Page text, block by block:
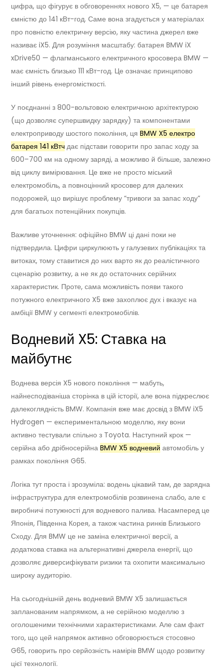
цифра, що фігурує в обговореннях нового X5, — це батарея
ємністю до 141 кВт-год. Саме вона згадується у матеріалах
про повністю електричну версію, яку частина джерел вже
називає iX5. Для розуміння масштабу: батарея BMW iX
xDrive50 — флагманського електричного кросовера BMW —
має ємність близько 111 кВт-год. Це означає принципово
інший рівень енергомісткості.
У поєднанні з 800-вольтовою електричною архітектурою
(що дозволяє супершвидку зарядку) та компонентами
електроприводу шостого покоління, цяBMW X5 електро
батарея 141 кВтч дає підстави говорити про запас ходу за
600–700 км на одному заряді, а можливо й більше, залежно
від циклу вимірювання. Це вже не просто міський
електромобіль, а повноцінний кросовер для далеких
подорожей, що вирішує проблему “тривоги за запас ходу”
для багатьох потенційних покупців.
Важливе уточнення: офіційно BMW ці дані поки не
підтвердила. Цифри циркулюють у галузевих публікаціях та
витоках, тому ставитися до них варто як до реалістичного
сценарію розвитку, а не як до остаточних серійних
характеристик. Проте, сама можливість появи такого
потужного електричного X5 вже захоплює дух і вказує на
амбіції BMW у сегменті електромобілів.
Водневий X5: Ставка на
майбутнє
Воднева версія X5 нового покоління — мабуть,
найнесподіваніша сторінка в цій історії, але вона підкреслює
далекоглядність BMW. Компанія вже має досвід з BMW iX5
Hydrogen — експериментальною моделлю, яку вони
активно тестували спільно з Toyota. Наступний крок —
серійна або дрібносерійнаBMW X5 водневий автомобіль у
рамках покоління G65.
Логіка тут проста і зрозуміла: водень цікавий там, де зарядна
інфраструктура для електромобілів розвинена слабо, але є
виробничі потужності для водневого палива. Насамперед це
Японія, Південна Корея, а також частина ринків Близького
Сходу. Для BMW це не заміна електричної версії, а
додаткова ставка на альтернативні джерела енергії, що
дозволяє диверсифікувати ризики та охопити максимально
широку аудиторію.
На сьогоднішній день водневий BMW X5 залишається
запланованим напрямком, а не серійною моделлю з
оголошеними технічними характеристиками. Але сам факт
того, що цей напрямок активно обговорюється стосовно
G65, говорить про серйозність намірів BMW щодо розвитку
цієї технології.